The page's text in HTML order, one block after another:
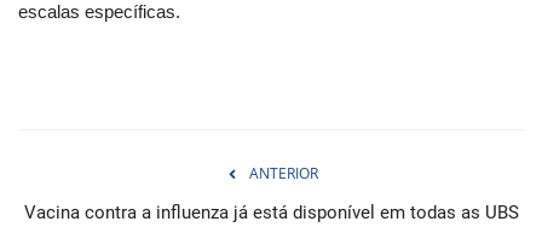
escalas específicas.
ANTERIOR
Vacina contra a influenza já está disponível em todas as UBS